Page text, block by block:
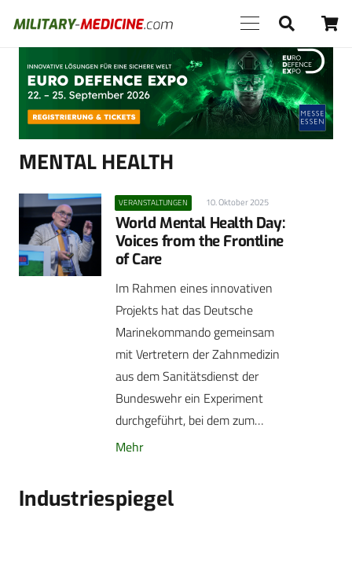
Anzeige
MENTAL HEALTH
VERANSTALTUNGEN 10. Oktober 2025
World Mental Health Day:
Voices from the Frontline
of Care
Im Rahmen eines innovativen
Projekts hat das Deutsche
Marinekommando gemeinsam
mit Vertretern der Zahnmedizin
aus dem Sanitätsdienst der
Bundeswehr ein Experiment
durchgeführt, bei dem zum…
Mehr
Industriespiegel